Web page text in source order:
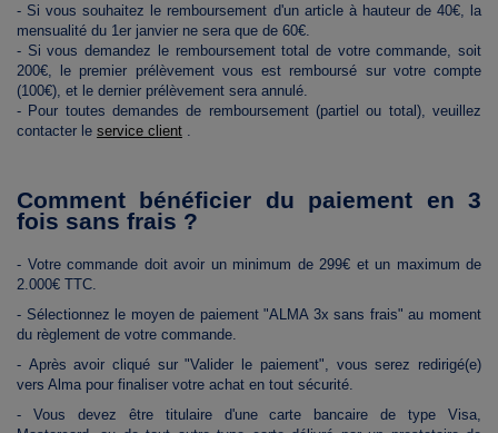
- Si vous souhaitez le remboursement d'un article à hauteur de 40€, la
mensualité du 1er janvier ne sera que de 60€.
- Si vous demandez le remboursement total de votre commande, soit
200€, le premier prélèvement vous est remboursé sur votre compte
(100€), et le dernier prélèvement sera annulé.
- Pour toutes demandes de remboursement (partiel ou total), veuillez
contacter le service client
Comment bénéficier du paiement en 3
fois sans frais ?
- Votre commande doit avoir un minimum de 299€ et un maximum de
2.000€ TTC.
- Sélectionnez le moyen de paiement "ALMA 3x sans frais" au moment
du règlement de votre commande.
- Après avoir cliqué sur "Valider le paiement", vous serez redirigé(e)
vers Alma pour finaliser votre achat en tout sécurité.
- Vous devez être titulaire d'une carte bancaire de type Visa,